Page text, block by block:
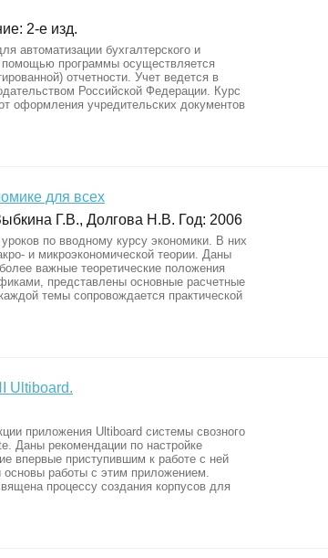
2-е изд.
автоматизации бухгалтерского и
помощью программы осуществляется
отчетности. Учет ведется в
Российской Федерации. Курс
оформления учредительских документов
для всех
Г.В., Долгова Н.В. Год: 2006
по вводному курсу экономики. В них
и микроэкономической теории. Даны
важные теоретические положения
представлены основные расчетные
темы сопровождается практической
Ultiboard.
приложения Ultiboard системы свозного
Даны рекомендации по настройке
впервые приступившим к работе с ней
работы с этим приложением.
процессу создания корпусов для